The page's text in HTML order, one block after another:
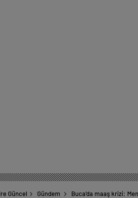
Güncel Gündem Buca’da maaş krizi: